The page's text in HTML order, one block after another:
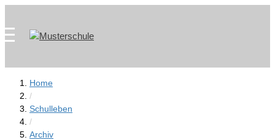
springen
content
Home
/
Schulleben
/
Archiv